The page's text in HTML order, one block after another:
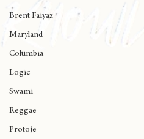
Thundercat
Brent Faiyaz
Maryland
Columbia
Logic
Swami
Reggae